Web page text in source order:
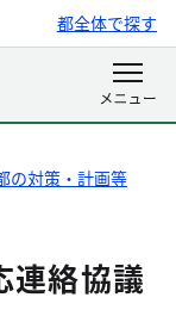
都全体で探す
の対策・計画等
連絡協議